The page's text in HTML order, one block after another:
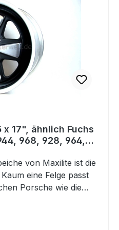
D) 09/90-06/03
sehr gerne.
x 17", ähnlich Fuchs
968, 928, 964,
von Maxilite ist die
eine Felge passt
Porsche wie die
Felge entwickelt,